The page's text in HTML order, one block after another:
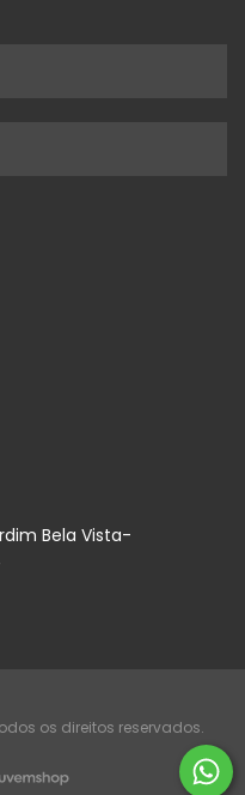
Bela Vista-
os direitos reservados.